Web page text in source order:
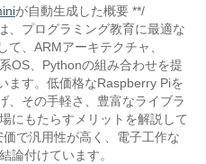
が自動生成した概要 **/
、プログラミング教育に最適な
て、ARMアーキテクチャ、
OS、Pythonの組み合わせを提
ます。低価格なRaspberry Piを
、その手軽さ、豊富なライブラ
にもたらすメリットを解説して
で汎用性が高く、電子工作な
論付けています。